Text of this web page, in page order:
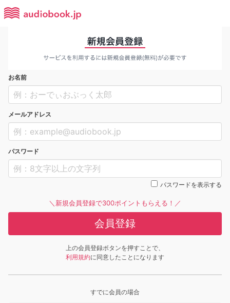
お名前
メールアドレス
パスワード
パスワードを表示する
＼新規会員登録で300ポイントもらえる！／
会員登録
上の会員登録ボタンを押すことで、
利用規約に同意したことになります
すでに会員の場合